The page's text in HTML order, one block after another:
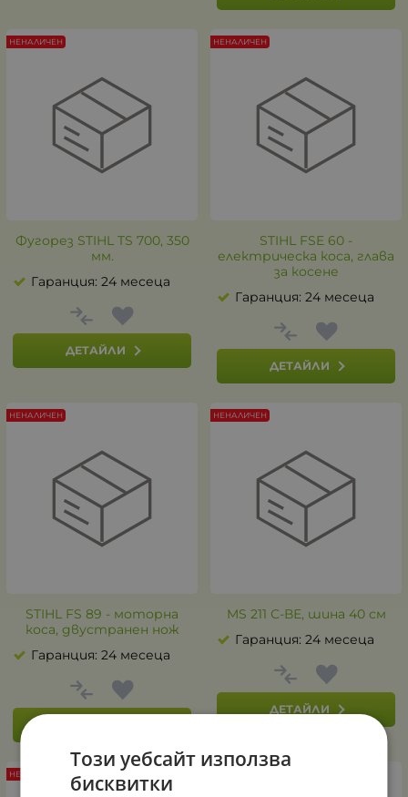
Фугорез STIHL TS 700, 350
мм.
Гаранция: 24 месеца
ДЕТАЙЛИ
НЕНАЛИЧЕН
STIHL FSE 60 -
електрическа коса, глава
за косене
Гаранция: 24 месеца
ДЕТАЙЛИ
НЕНАЛИЧЕН
STIHL FS 89 - моторна
коса, двустранен нож
Гаранция: 24 месеца
НЕНАЛИЧЕН
MS 211 С-ВЕ, шина 40 см
Гаранция: 24 месеца
ДЕТАЙЛИ
НЕНАЛИЧЕН
НЕНАЛИЧЕН
Този уебсайт използва
бисквитки